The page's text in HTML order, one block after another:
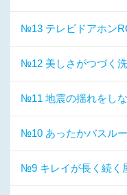
№13 テレビドアホン
№12 美しさがつづく
№11 地震の揺れをし
№10 あったかバスル
№9 キレイが長く続く